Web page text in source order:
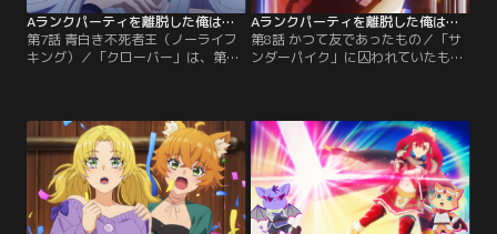
Aランクパーティを離脱した俺は、元教え子たちと迷宮深部を目指す。 第07話
第7話 青白き不死者王（ノーライフ
キング）／「クローバー」は、第三
降りたところ、なぜか現れたのは青
空と広大な草原。そこにある一軒家
を訪ねると、怪しげな老婆が出てき
た。すると突如として日が沈み、姿
を変えた老婆に動揺するユークた
ち。一時撤退を余儀なくされた…。
Aランクパーティを離脱した俺は、元教え子たちと迷宮深部を目指す。 第08話
第8話 かつて友であったもの／「サ
ンダーパイク」に囚われていたもの
した「クローバー」一行。だが、
「サンダーパイク」のメンバーであ
るジェミーが、ユークに対して強い
後悔の念を持っていたことを知る。
「無色の闇」に残ったジェミーを助
けるため、ユークは…。